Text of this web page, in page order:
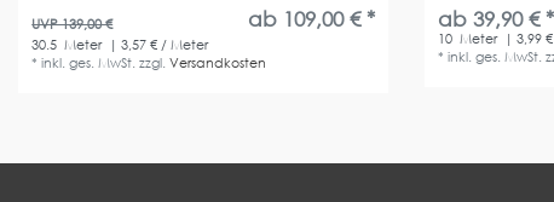
UVP 139,00 € ab 109,00 € *
30.5 Meter | 3,57 € / Meter
*inkl. ges. MwSt.zzgl.Versandkosten
ab 39,90 € *
10 Meter | 3,99
*inkl. ges. MwSt.